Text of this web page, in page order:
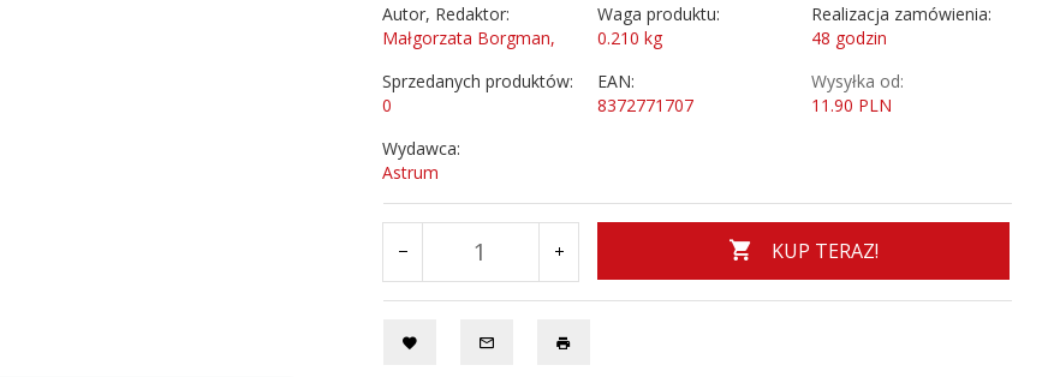
Autor, Redaktor:
Małgorzata Borgman,
Waga produktu:
0.210 kg
Realizacja zamówienia:
48 godzin
Sprzedanych produktów:
0
EAN:
8372771707
Wysyłka od:
11.90 PLN
Wydawca:
Astrum
KUP TERAZ!